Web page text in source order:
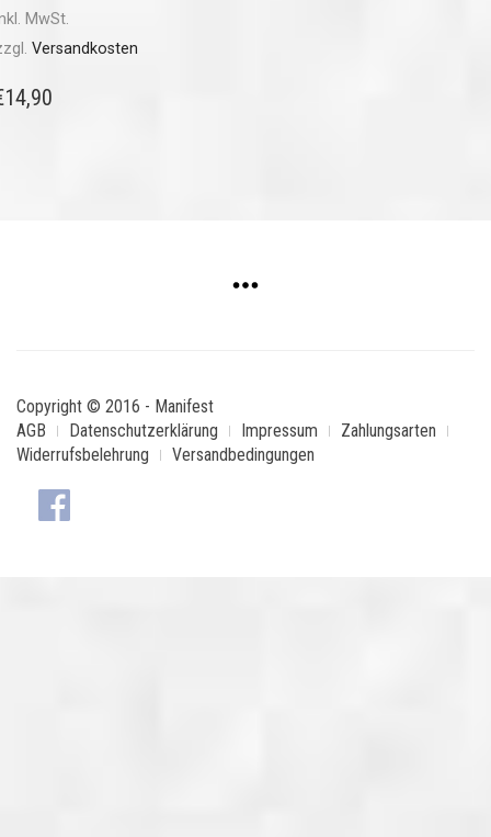
MwSt.
Versandkosten
14,90
Copyright © 2016 - Manifest
AGB
Datenschutzerklärung Impressum
Zahlungsarten
Widerrufsbelehrung
Versandbedingungen